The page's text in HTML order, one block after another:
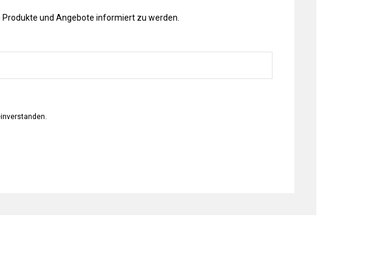
und Angebote informiert zu werden.